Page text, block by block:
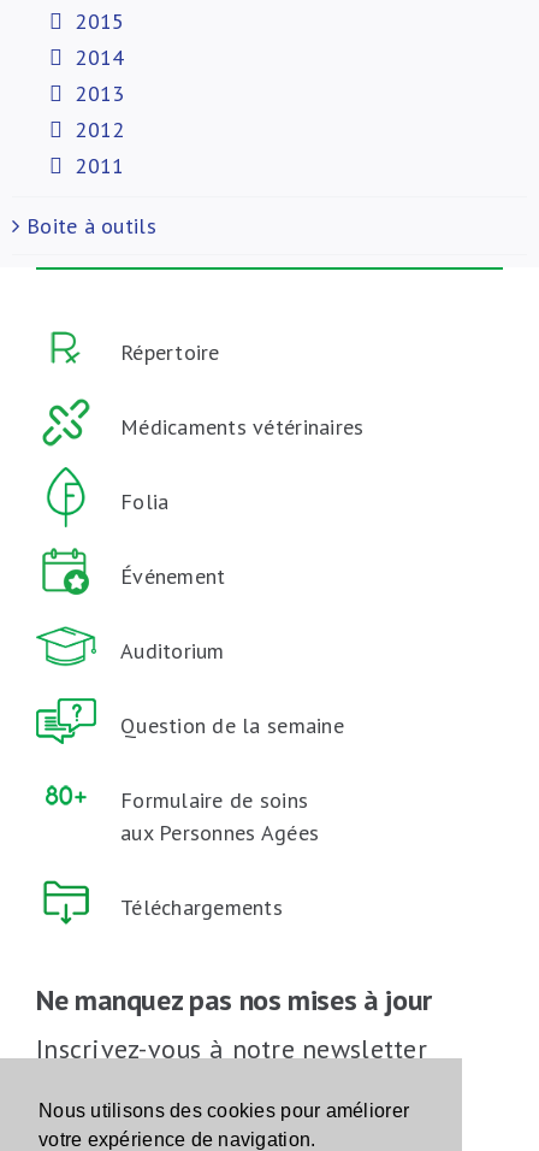
Nous utilisons des cookies pour améliorer
votre expérience de navigation.
2015
2014
2013
2012
2011
Boite à outils
Répertoire
Médicaments vétérinaires
Folia
Événement
Auditorium
Question de la semaine
Formulaire de soins
aux Personnes Agées
Téléchargements
Ne manquez pas nos mises à jour
Inscrivez-vous à notre newsletter
Inscrivez-vous